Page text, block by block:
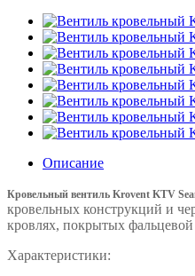
Описание
Кровельный вентиль Krovent KTV
кровельных конструкций и
кровлях, покрытых
Характеристики: